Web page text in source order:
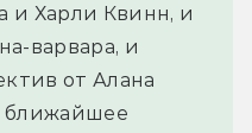
и Харли Квинн, и
варвара, и
от Алана
ближайшее